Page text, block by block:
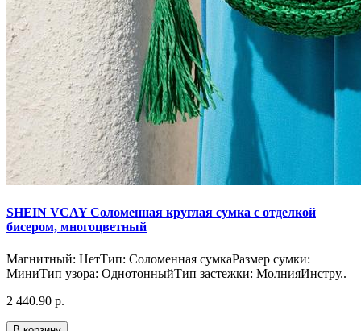
SHEIN VCAY Соломенная круглая сумка с отделкой
бисером, многоцветный
Магнитный: НетТип: Соломенная сумкаРазмер сумки:
МиниТип узора: ОднотонныйТип застежки: МолнияИнстру..
2 440.90 р.